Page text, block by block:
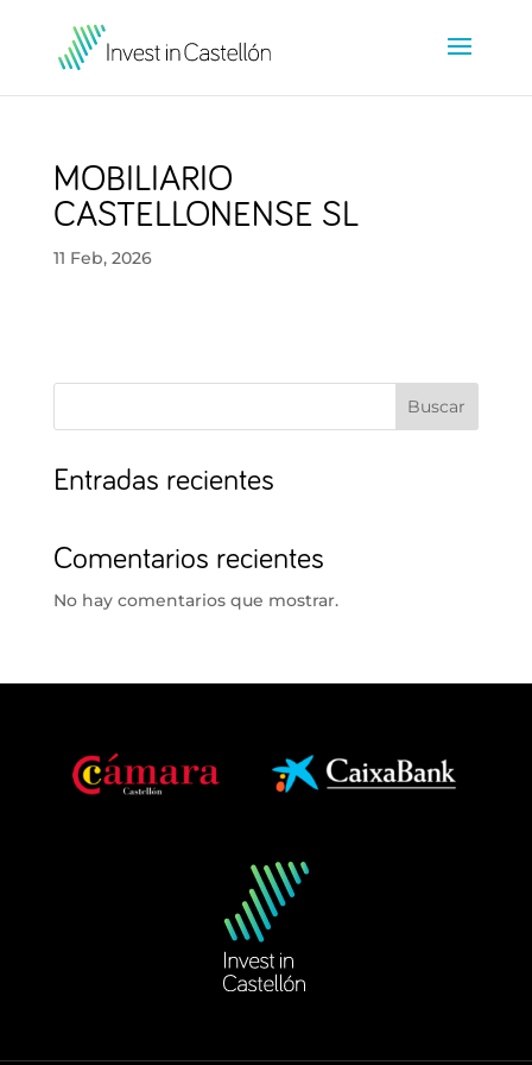
MOBILIARIO
CASTELLONENSE SL
11 Feb, 2026
Buscar
Entradas recientes
Comentarios recientes
No hay comentarios que mostrar.